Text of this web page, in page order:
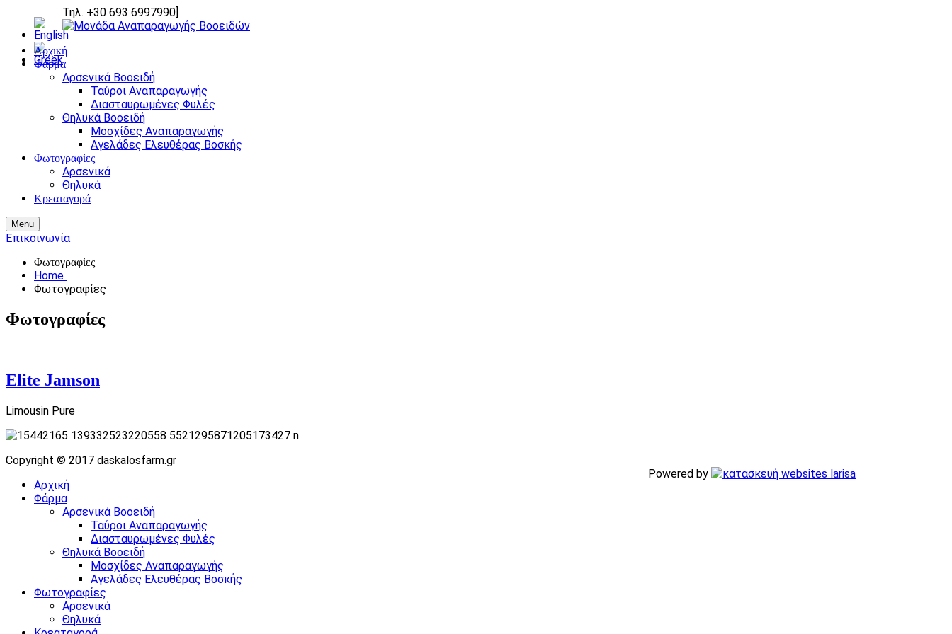
Τηλ. +30 693 6997990]
Αρχική
Φάρμα
Αρσενικά Βοοειδή
Ταύροι Αναπαραγωγής
Διασταυρωμένες Φυλές
Θηλυκά Βοοειδή
Μοσχίδες Αναπαραγωγής
Αγελάδες Ελευθέρας Βοσκής
Φωτογραφίες
Αρσενικά
Θηλυκά
Κρεαταγορά
Menu
Επικοινωνία
Φωτογραφίες
Home
Φωτογραφίες
Φωτογραφίες
Elite Jamson
Limousin Pure
Copyright © 2017 daskalosfarm.gr
Powered by
Αρχική
Φάρμα
Αρσενικά Βοοειδή
Ταύροι Αναπαραγωγής
Διασταυρωμένες Φυλές
Θηλυκά Βοοειδή
Μοσχίδες Αναπαραγωγής
Αγελάδες Ελευθέρας Βοσκής
Φωτογραφίες
Αρσενικά
Θηλυκά